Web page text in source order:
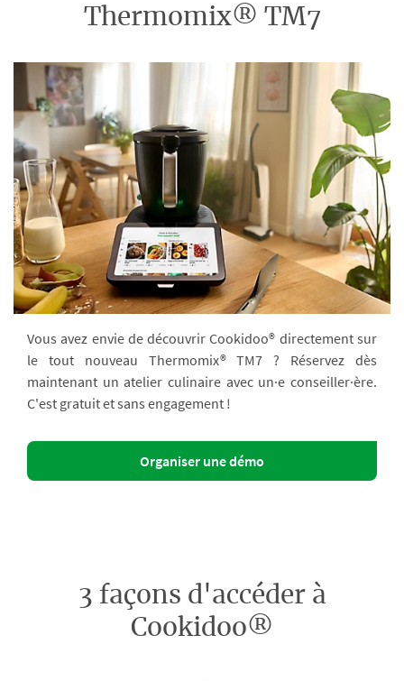
Thermomix® TM7
Vous avez envie de découvrir Cookidoo® directement sur
le tout nouveau Thermomix® TM7 ? Réservez dès
maintenant un atelier culinaire avec un·e conseiller·ère.
C'est gratuit et sans engagement !
Organiser une démo
3 façons d'accéder à
Cookidoo®